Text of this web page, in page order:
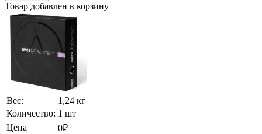
Товар добавлен в корзину
Вес:
1,24 кг
Количество: 1 шт
Цена
0₽